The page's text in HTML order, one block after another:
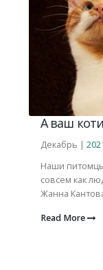
А ваш
Декабрь |
Наши
совсем как
Жанна
Read More